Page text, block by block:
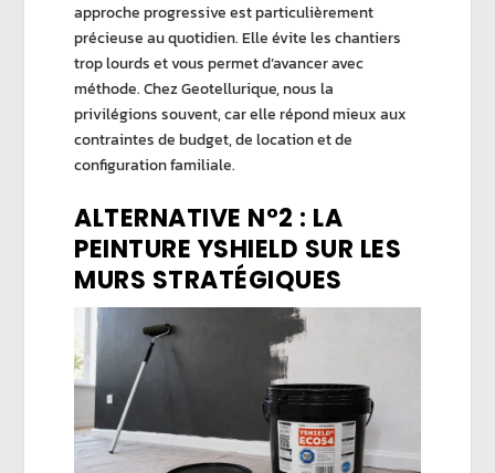
approche progressive est particulièrement
précieuse au quotidien. Elle évite les chantiers
trop lourds et vous permet d’avancer avec
méthode. ChezGeotellurique, nous la
privilégions souvent, car elle répond mieux aux
contraintes de budget, de location et de
configuration familiale.
ALTERNATIVE N°2 : LA
PEINTURE YSHIELD SUR LES
MURS STRATÉGIQUES